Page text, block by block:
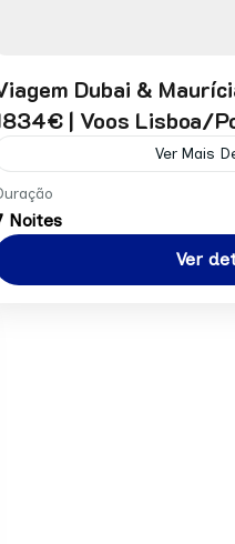
Dubai &
| Voos Lisboa/
Ver Mais
Preço por pessoa
África,Ásia
Noites
Ver